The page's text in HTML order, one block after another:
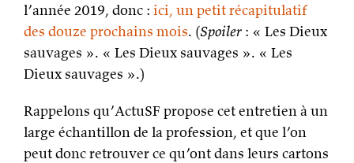
l’année 2019, donc : ici, un petit récapitulatif
des douze prochains mois. (Spoiler : « Les Dieux
sauvages ». « Les Dieux sauvages ». « Les
Dieux sauvages ».)
Rappelons qu’ActuSF propose cet entretien à un
large échantillon de la profession, et que l’on
peut donc retrouver ce qu’ont dans leurs cartons